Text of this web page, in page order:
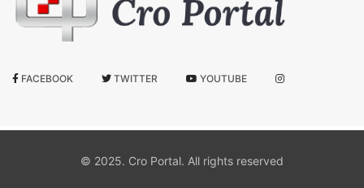
FACEBOOK TWITTER YOUTUBE
© 2025. Cro Portal. All rights reserved